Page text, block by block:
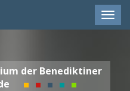
der Benediktiner